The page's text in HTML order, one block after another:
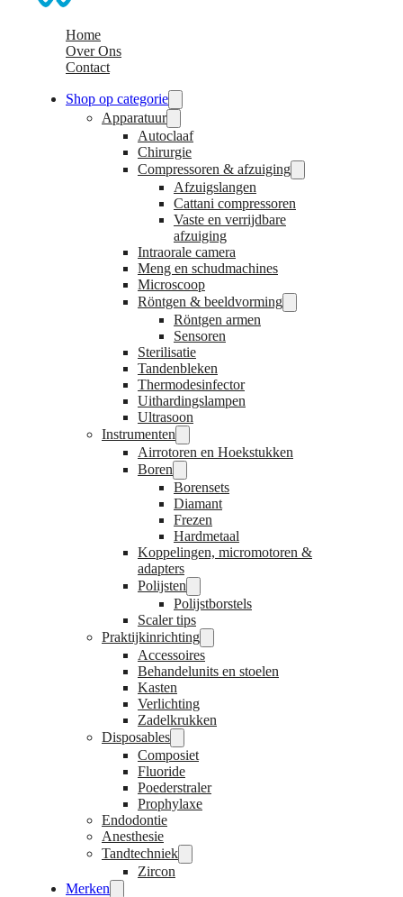
Home
Over Ons
Contact
Shop op categorie
Apparatuur
Autoclaaf
Chirurgie
Compressoren & afzuiging
Afzuigslangen
Cattani compressoren
Vaste en verrijdbare
afzuiging
Intraorale camera
Meng en schudmachines
Microscoop
Röntgen & beeldvorming
Röntgen armen
Sensoren
Sterilisatie
Tandenbleken
Thermodesinfector
Uithardingslampen
Ultrasoon
Instrumenten
Airrotoren en Hoekstukken
Boren
Borensets
Diamant
Frezen
Hardmetaal
Koppelingen, micromotoren &
adapters
Polijsten
Polijstborstels
Scaler tips
Praktijkinrichting
Accessoires
Behandelunits en stoelen
Kasten
Verlichting
Zadelkrukken
Disposables
Composiet
Fluoride
Poederstraler
Prophylaxe
Endodontie
Anesthesie
Tandtechniek
Zircon
Merken